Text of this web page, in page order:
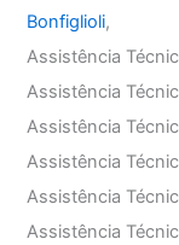
Bonfiglioli,
Assistência
Assistência
Assistência
Assistência
Assistência
Assistência